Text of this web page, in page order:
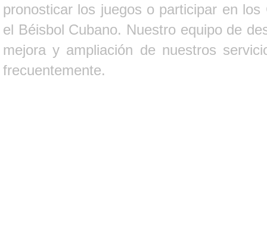
pronosticar los juegos o participar en
el Béisbol Cubano. Nuestro equipo de
mejora y ampliación de nuestros
frecuentemente.